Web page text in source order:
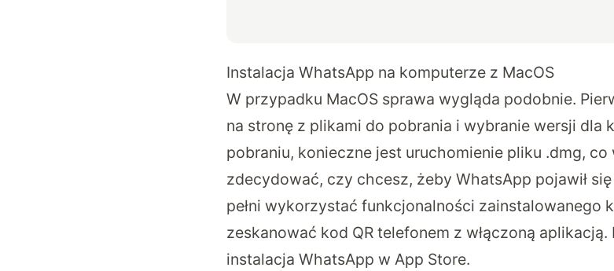
Instalacja WhatsApp na komputerze z MacOS
W przypadku MacOS sprawa wygląda podobnie.
na stronę z plikami do pobrania i wybranie wersji dla
pobraniu, konieczne jest uruchomienie pliku .dmg, co
zdecydować, czy chcesz, żeby WhatsApp pojawił
pełni wykorzystać funkcjonalności zainstalowanego
zeskanować kod QR telefonem z włączoną
instalacja WhatsApp w App Store.